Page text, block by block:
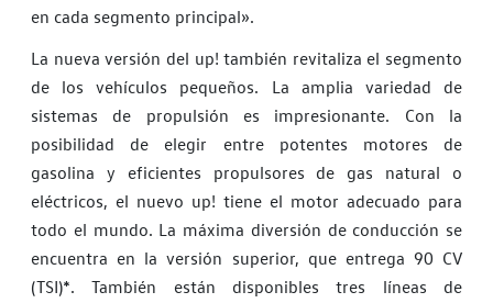
en cada segmento principal».
La nueva versión del up! también revitaliza el segmento
de los vehículos pequeños. La amplia variedad de
sistemas de propulsión es impresionante. Con la
posibilidad de elegir entre potentes motores de
gasolina y eficientes propulsores de gas natural o
eléctricos, el nuevo up! tiene el motor adecuado para
todo el mundo. La máxima diversión de conducción se
encuentra en la versión superior, que entrega 90 CV
(TSI)*. También están disponibles tres líneas de